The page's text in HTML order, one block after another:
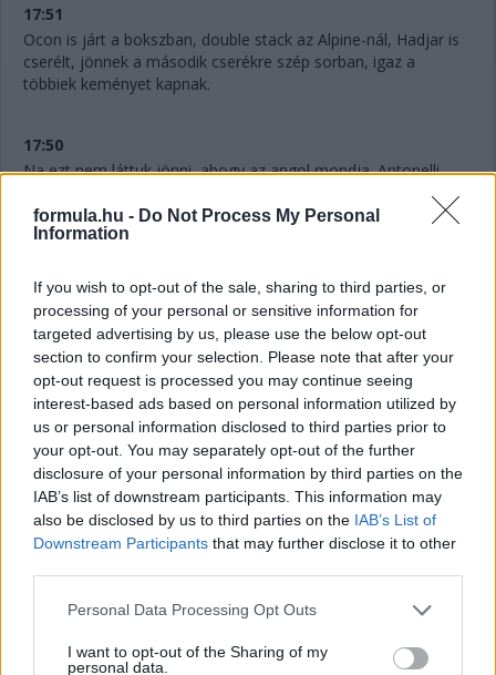
formula.hu - Do Not Process My Personal
Information
If you wish to opt-out of the sale, sharing to third parties, or
processing of your personal or sensitive information for
targeted advertising by us, please use the below opt-out
section to confirm your selection. Please note that after your
opt-out request is processed you may continue seeing
interest-based ads based on personal information utilized by
us or personal information disclosed to third parties prior to
your opt-out. You may separately opt-out of the further
disclosure of your personal information by third parties on the
IAB’s list of downstream participants. This information may
also be disclosed by us to third parties on the IAB’s List of
Downstream Participants that may further disclose it to other
Please note that this website/app uses one or more Google
not limited to your visit or usage behaviour. You may click to
Personal Data Processing Opt Outs
I want to opt-out of the Sharing of my
personal data.
17:51
Ocon is járt a bokszban, double stack az Alpine-nál, Hadjar is
cserélt, jönnek a második cserékre szép sorban, igaz a
többiek keményet kapnak.
17:50
Na ezt nem láttuk jönni, ahogy az angol mondja. Antonelli
Mercedes.
Hihetetlen.
Verstappennek ezúttal nem tudták leszedni a
jobb elsőjét, így aztán a második cseréje után a tökutolsó
helyre jön vissza. Persze ebben az is benne van, hogy egyedül
ő cserélt kétszer eddig, féltáv előtt visszarakták a
közepeseket.
17:47
Piastriról nem ejtettünk mostanában egy árva szót sem. Nos,
hat másodperccel vezet Russell előtt, Leclerc tempóját
hozza...
17:47
Leclerc már Russellre zárkózik fel, hamarosan támadási